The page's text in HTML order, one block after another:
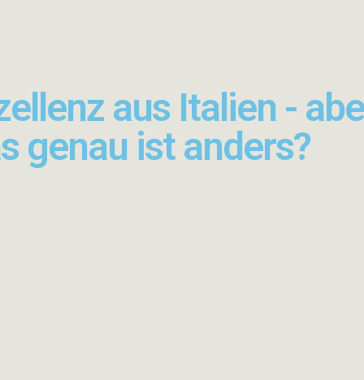
aus Italien -
genau ist anders?